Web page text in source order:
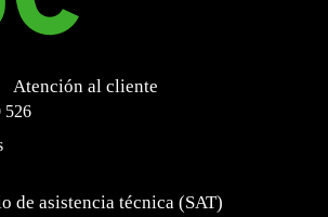
Atención al cliente
526
de asistencia técnica (SAT)